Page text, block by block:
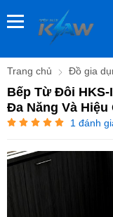
Trang chủ Đồ gia
Bếp Từ Đôi HKS-
Đa Năng Và Hiệu
1 đánh